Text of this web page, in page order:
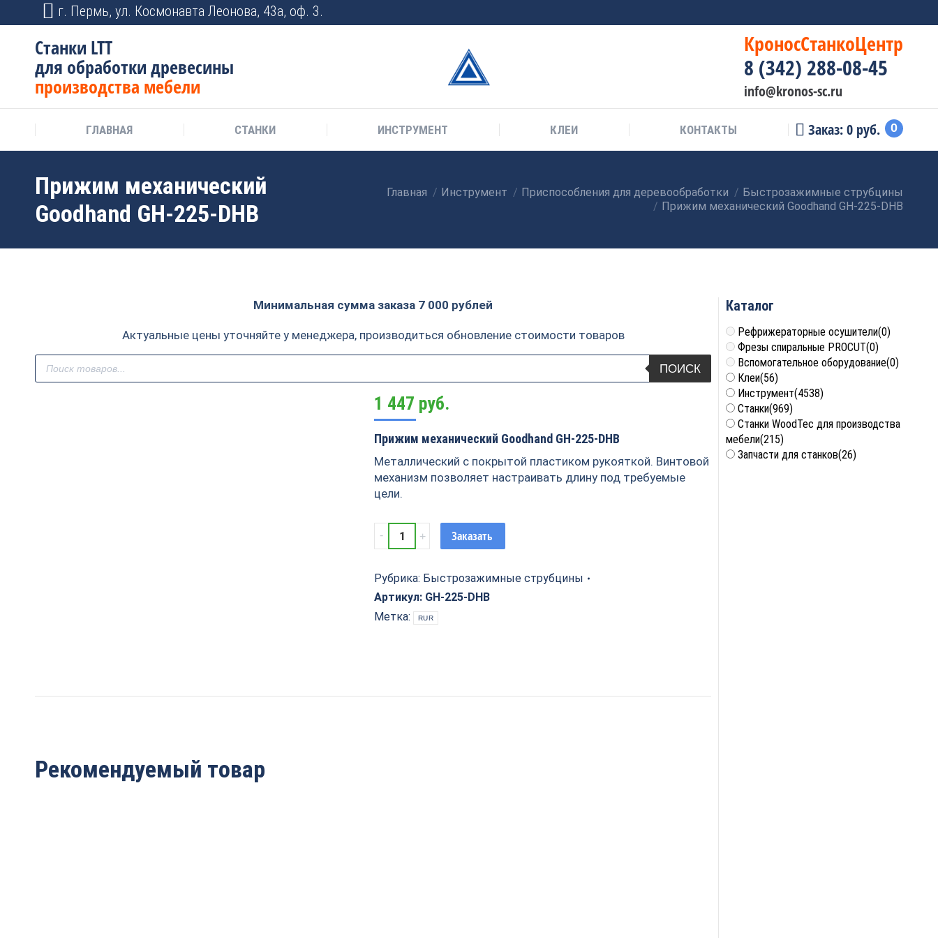
г. Пермь, ул. Космонавта Леонова, 43а, оф. 3.
Станки LTT
для обработки древесины
производства мебели
КроносСтанкоЦентр
8 (342) 288-08-45
info@kronos-sc.ru
ГЛАВНАЯ СТАНКИ ИНСТРУМЕНТ КЛЕИ КОНТАКТЫ Заказ:0 руб. 0
Прижим механический
Goodhand GH-225-DHB
Вы здесь:
Главная Инструмент Приспособления для деревообработки
Быстрозажимные струбцины
Прижим механический Goodhand GH-225-DHB
Минимальная сумма заказа 7 000 рублей
Актуальные цены уточняйте у менеджера, производиться обновление стоимости товаров
Поиск
товаров
ПОИСК
1 447 руб.
Прижим механический Goodhand GH-225-DHB
Металлический с покрытой пластиком рукояткой. Винтовой
механизм позволяет настраивать длину под требуемые
цели.
Прижим
механический
GH-
225-
DHB
quantity
Заказать
Рубрика: Быстрозажимные струбцины
Артикул: GH-225-DHB
Метка:
RUR
Рекомендуемый товар
Каталог
Рефрижераторные осушители(0)
Фрезы спиральные PROCUT(0)
Вспомогательное оборудование(0)
Клеи(56)
Инструмент(4538)
Станки(969)
Станки WoodTec для производства
мебели(215)
Запчасти для станков(26)